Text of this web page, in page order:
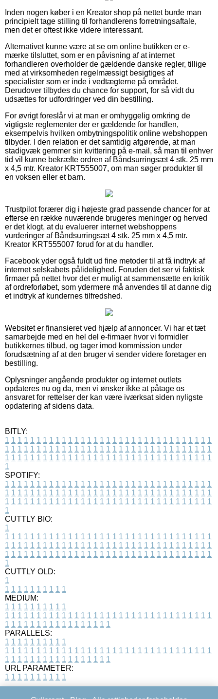
Inden nogen køber i en Kreator shop på nettet burde man
principielt tage stilling til forhandlerens forretningsaftale,
men det er oftest ikke videre interessant.
Alternativet kunne være at se om online butikken er e-
mærke tilsluttet, som er en påvisning af at internet
forhandleren overholder de gældende danske regler, tillige
med at virksomheden regelmæssigt besigtiges af
specialister som er inde i vedtægterne på området.
Derudover tilbydes du chance for support, for så vidt du
udsættes for udfordringer ved din bestilling.
For øvrigt foreslår vi at man er omhyggelig omkring de
vigtigste reglementer der er gældende for handlen,
eksempelvis hvilken ombytningspolitik online webshoppen
tilbyder. I den relation er det samtidig afgørende, at man
stadigvæk gemmer sin kvittering på e-mail, så man til enhver
tid vil kunne bekræfte ordren af Båndsurringsæt 4 stk. 25 mm
x 4,5 mtr. Kreator KRT555007, om man søger produkter til
en voksen eller et barn.
Trustpilot forærer dig i højeste grad passende chancer for at
efterse en række nuværende brugeres meninger og herved
er det klogt, at du evaluerer internet webshoppens
vurderinger af Båndsurringsæt 4 stk. 25 mm x 4,5 mtr.
Kreator KRT555007 forud for at du handler.
Facebook yder også fuldt ud fine metoder til at få indtryk af
internet selskabets pålidelighed. Foruden det ser vi faktisk
firmaer på nettet hvor det er muligt at sammensætte en kritik
af ordreforløbet, som ydermere må anvendes til at danne dig
et indtryk af kundernes tilfredshed.
Websitet er finansieret ved hjælp af annoncer. Vi har et tæt
samarbejde med en hel del e-firmaer hvor vi formidler
butikkernes tilbud, og tager imod kommission under
forudsætning af at den bruger vi sender videre foretager en
bestilling.
Oplysninger angående produkter og internet outlets
opdateres nu og da, men vi ønsker ikke at påtage os
ansvaret for rettelser der kan være iværksat siden nyligste
opdatering af sidens data.
BITLY:
1 1 1 1 1 1 1 1 1 1 1 1 1 1 1 1 1 1 1 1 1 1 1 1 1 1 1 1 1 1 1 1 1
1 1 1 1 1 1 1 1 1 1 1 1 1 1 1 1 1 1 1 1 1 1 1 1 1 1 1 1 1 1 1 1 1
1 1 1 1 1 1 1 1 1 1 1 1 1 1 1 1 1 1 1 1 1 1 1 1 1 1 1 1 1 1 1 1 1
1
SPOTIFY:
1 1 1 1 1 1 1 1 1 1 1 1 1 1 1 1 1 1 1 1 1 1 1 1 1 1 1 1 1 1 1 1 1
1 1 1 1 1 1 1 1 1 1 1 1 1 1 1 1 1 1 1 1 1 1 1 1 1 1 1 1 1 1 1 1 1
1 1 1 1 1 1 1 1 1 1 1 1 1 1 1 1 1 1 1 1 1 1 1 1 1 1 1 1 1 1 1 1 1
1
CUTTLY BIO:
1
1 1 1 1 1 1 1 1 1 1 1 1 1 1 1 1 1 1 1 1 1 1 1 1 1 1 1 1 1 1 1 1 1
1 1 1 1 1 1 1 1 1 1 1 1 1 1 1 1 1 1 1 1 1 1 1 1 1 1 1 1 1 1 1 1 1
1 1 1 1 1 1 1 1 1 1 1 1 1 1 1 1 1 1 1 1 1 1 1 1 1 1 1 1 1 1 1 1 1
1
CUTTLY OLD:
1
1 1 1 1 1 1 1 1 1 1
MEDIUM:
1 1 1 1 1 1 1 1 1 1
1 1 1 1 1 1 1 1 1 1 1 1 1 1 1 1 1 1 1 1 1 1 1 1 1 1 1 1 1 1 1 1 1
1 1 1 1 1 1 1 1 1 1 1 1 1 1 1 1 1
PARALLELS:
1 1 1 1 1 1 1 1 1 1
1 1 1 1 1 1 1 1 1 1 1 1 1 1 1 1 1 1 1 1 1 1 1 1 1 1 1 1 1 1 1 1 1
1 1 1 1 1 1 1 1 1 1 1 1 1 1 1 1 1
URL PARAMETER:
1 1 1 1 1 1 1 1 1 1